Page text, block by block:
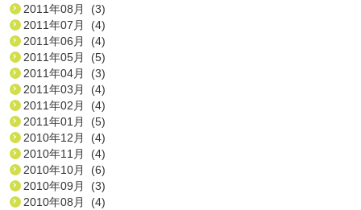
2011年08月 (3)
2011年07月 (4)
2011年06月 (4)
2011年05月 (5)
2011年04月 (3)
2011年03月 (4)
2011年02月 (4)
2011年01月 (5)
2010年12月 (4)
2010年11月 (4)
2010年10月 (6)
2010年09月 (3)
2010年08月 (4)